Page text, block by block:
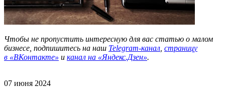
Чтобы не пропустить интересную для вас статью о малом
бизнесе, подпишитесь на наш Telegram-канал страницу
в «ВКонтакте» и канал на «Яндекс.Дзен».
07 июня 2024